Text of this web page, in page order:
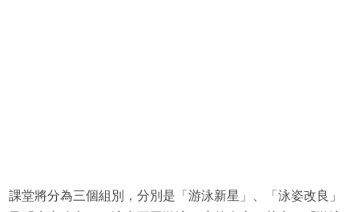
課堂將分為三個組別，分別是「游泳新星」、「泳姿改良」